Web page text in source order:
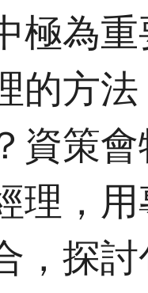
極為
的方
資策
理，
，探